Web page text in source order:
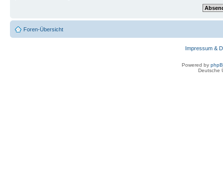
Foren-Übersicht
Impressum &
Powered by
Deutsche